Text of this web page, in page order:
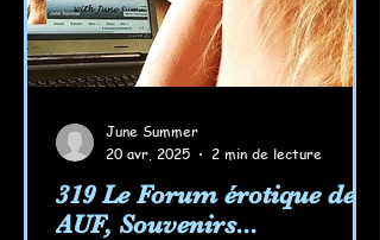
319 Le Forum érotique de
AUF, Souvenirs...
June Summer
20 avr. 2025
2 min de lecture